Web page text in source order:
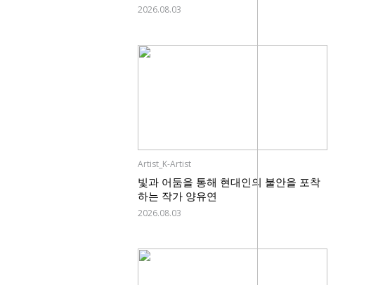
2026.08.03
Artist_K-Artist
빛과 어둠을 통해 현대인의 불안을 포착
하는 작가 양유연
2026.08.03